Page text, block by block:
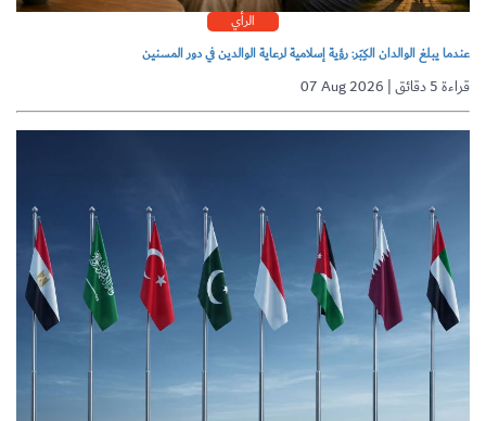
الرأي
عندما يبلغ الوالدان الكِبَر: رؤية إسلامية لرعاية الوالدين في دور المسنين
07 Aug 2026 | قراءة 5 دقائق